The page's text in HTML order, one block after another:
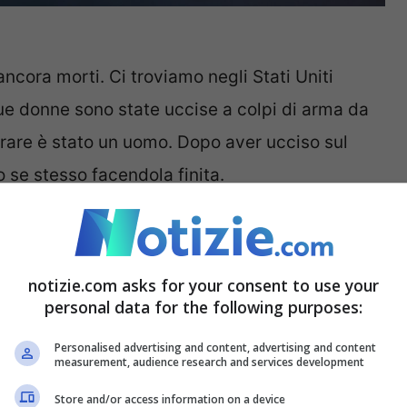
morti. Ci troviamo negli Stati Uniti
donne sono state uccise a colpi di arma da
è stato un uomo. Dopo aver ucciso sul
se stesso facendola finita.
Purtroppo il personale sanitario non ha
Non è chiaro se l’aggressore
tre morti
notizie.com asks for your consent to use your
personal data for the following purposes:
Personalised advertising and content, advertising and content
measurement, audience research and services development
Store and/or access information on a device